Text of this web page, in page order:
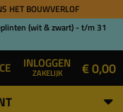
HET BOUWVERLOF
(wit & zwart) - t/m 31
INLOGGEN
ZAKELIJK € 0,00